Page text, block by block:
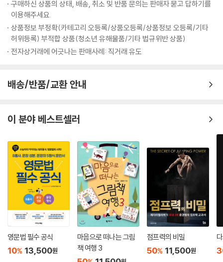
송경아 (패션모델, <뉴욕을 훔치다> 저자)
구매하신 상품의 상태, 배송, 취소 및 반품 문의는 판매자 묻고 답하기를
이용해주세요.
상품정보 부정확(카테고리 오등록/상품오등록/상품정보 오등록/기타
허위등록) 부적합 상품(청소년 유해물품/기타 법규위반 상품)
전자상거래에 어긋나는 판매사례: 직거래 유도
배송/반품/교환 안내
이 분야 베스트셀러
영문법 필수 공식
10% 13,500원
마음으로 떠나는 그림
책 여행 3
점프력의 비밀
50% 11,500원